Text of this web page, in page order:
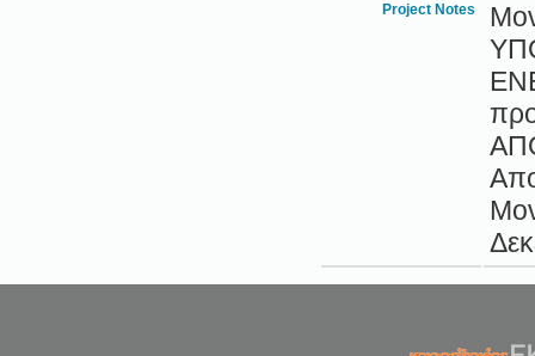
Project Notes